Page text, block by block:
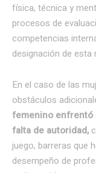
física, técnica y
procesos de
competencias
designación de esta
En el caso de las
obstáculos
femenino enfrentó
falta de autoridad,
juego, barreras que
desempeño de